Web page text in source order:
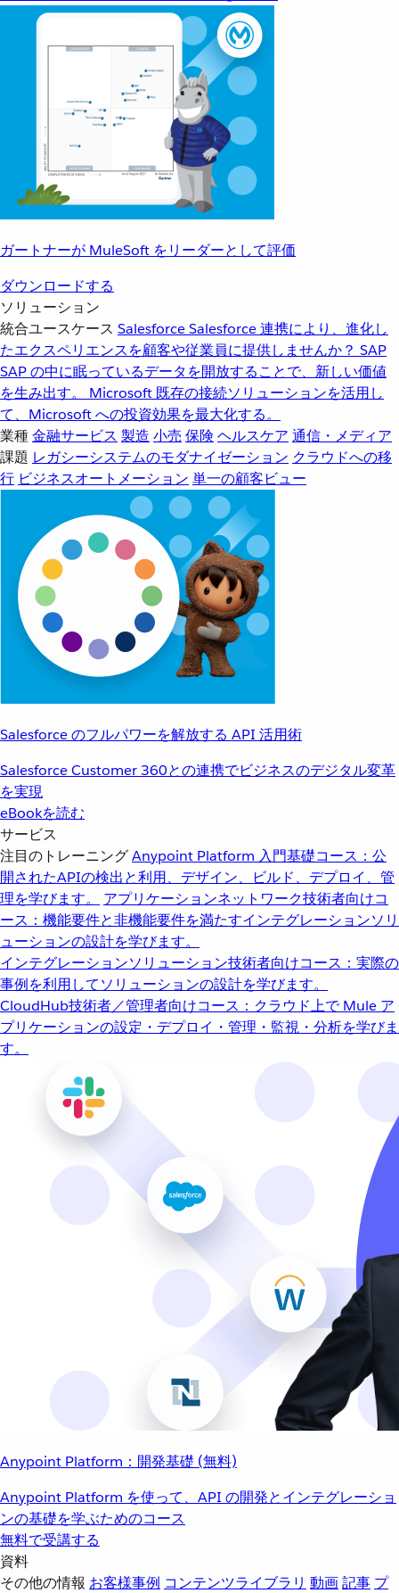
ガートナーが MuleSoft をリーダーとして評価
ダウンロードする
ソリューション
統合ユースケース SalesforceSalesforce 連携により、進化し
たエクスペリエンスを顧客や従業員に提供しませんか？ SAP
SAP の中に眠っているデータを開放することで、新しい価値
を生み出す。
Microsoft 既存の接続ソリューションを活用し
て、Microsoft への投資効果を最大化する。
業種金融サービス 製造 小売 保険 ヘルスケア 通信・メディア
課題 レガシーシステムのモダナイゼーション クラウドへの移
行 ビジネスオートメーション 単一の顧客ビュー
Salesforce のフルパワーを解放する API 活用術
Salesforce Customer 360との連携でビジネスのデジタル変革
を実現
eBookを読む
サービス
注目のトレーニングAnypoint Platform 入門基礎コース：公
開されたAPIの検出と利用、デザイン、ビルド、デプロイ、管
理を学びます。
アプリケーションネットワーク技術者向けコ
ース：機能要件と非機能要件を満たすインテグレーションソリ
ューションの設計を学びます。
インテグレーションソリューション技術者向けコース：実際の
事例を利用してソリューションの設計を学びます。
CloudHub技術者／管理者向けコース：クラウド上で Mule ア
プリケーションの設定・デプロイ・管理・監視・分析を学びま
す。
Anypoint Platform：開発基礎 (無料)
Anypoint Platform を使って、API の開発とインテグレーショ
ンの基礎を学ぶためのコース
無料で受講する
資料
その他の情報 お客様事例 コンテンツライブラリ 動画記事 プ